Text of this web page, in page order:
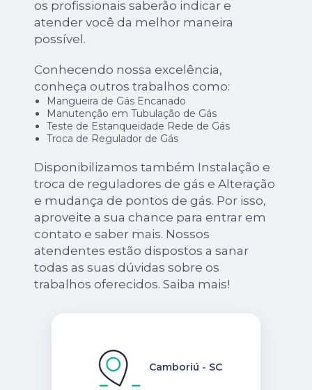
os profissionais saberão indicar e
atender você da melhor maneira
possível.
Conhecendo nossa excelência,
conheça outros trabalhos como:
Mangueira de Gás Encanado
Manutenção em Tubulação de Gás
Teste de Estanqueidade Rede de Gás
Troca de Regulador de Gás
Disponibilizamos também Instalação e
troca de reguladores de gás e Alteração
e mudança de pontos de gás. Por isso,
aproveite a sua chance para entrar em
contato e saber mais. Nossos
atendentes estão dispostos a sanar
todas as suas dúvidas sobre os
trabalhos oferecidos. Saiba mais!
Camboriú - SC